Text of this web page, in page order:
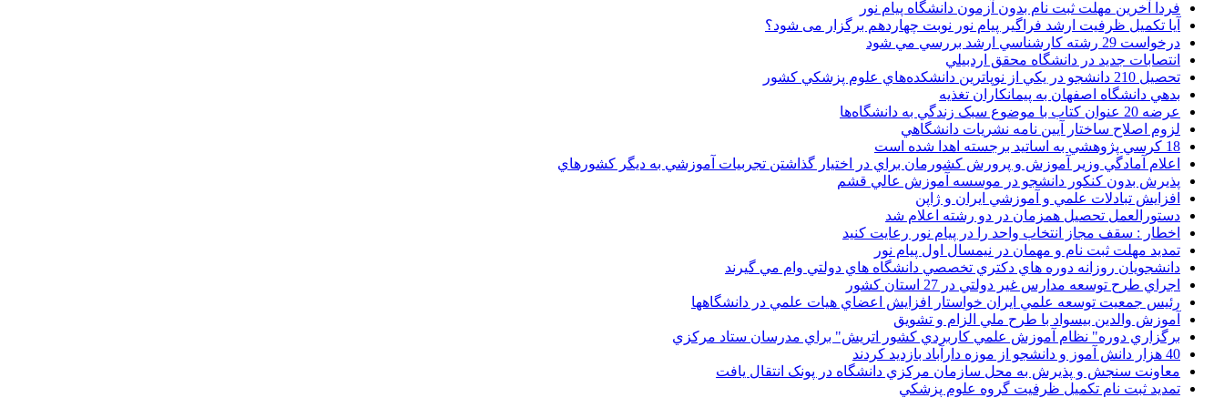
فردا آخرین مهلت ثبت نام بدون آزمون دانشگاه پیام نور
آیا تکمیل ظرفیت ارشد فراگیر پیام نور نوبت چهاردهم برگزار می شود؟
درخواست 29 رشته کارشناسي ارشد بررسي مي شود
انتصابات جديد در دانشگاه محقق اردبيلي
تحصيل 210 دانشجو در يکي از نوپاترين دانشکده‌هاي علوم پزشکي کشور
بدهي دانشگاه اصفهان به پيمانکاران تغذيه
عرضه 20 عنوان کتاب با موضوع سبک زندگي به دانشگاه‌ها
لزوم اصلاح ساختار آيين نامه نشريات دانشگاهي
18 کرسي پژوهشي به اساتيد برجسته اهدا شده است
اعلام آمادگي وزير آموزش و پرورش کشورمان براي در اختيار گذاشتن تجربيات آموزشي به ديگر کشورهاي
پذيرش بدون کنکور دانشجو در موسسه آموزش عالي قشم
افزايش تبادلات علمي و آموزشي ايران و ژاپن
دستورالعمل تحصیل همزمان در دو رشته اعلام شد
اخطار : سقف مجاز انتخاب واحد را در پیام نور رعایت کنید
تمدید مهلت ثبت نام و مهمان در نیمسال اول پیام نور
دانشجويان روزانه دوره هاي دكتري تخصصي دانشگاه هاي دولتي وام مي گيرند
اجراي طرح توسعه مدارس غير دولتي در 27 استان کشور
رئيس جمعيت توسعه علمي ايران خواستار افزايش اعضاي هيات علمي در دانشگاهها
آموزش والدين بيسواد با طرح ملي الزام و تشويق
برگزاري دوره" نظام آموزش علمي كاربردي كشور اتريش" براي مدرسان ستاد مرکزي
40 هزار دانش آموز و دانشجو از موزه دارآباد بازديد کردند
معاونت سنجش و پذيرش به محل سازمان مرکزي دانشگاه در پونک انتقال يافت
تمديد ثبت نام تکميل ظرفيت گروه علوم پزشکي